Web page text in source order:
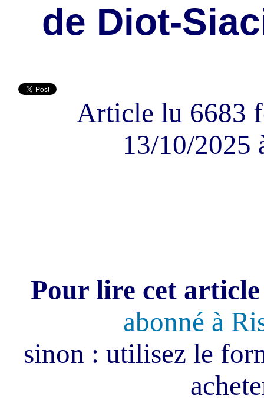
de Diot-
Article lu 6683
13/10/2025
Pour lire cet
abonné à
sinon : utilisez le